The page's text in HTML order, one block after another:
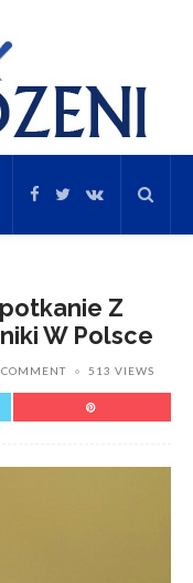
Z
W Polsce
513 VIEWS